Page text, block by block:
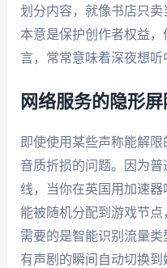
划分内容，就像书店只
本意是保护创作者权益
言，常常意味着深夜想听
网络服务的隐形屏
即使使用某些声称能解限
音质折损的问题。因为
线，当你在英国用加速
能被随机分配到游戏节
需要的是智能识别流量类
有声剧的瞬间自动切换到